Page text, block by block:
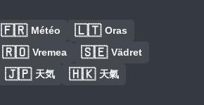
🇫🇷 Météo 🇱🇹 Oras
🇷🇴 Vremea 🇸🇪 Vädret
🇯🇵 天気 🇭🇰 天氣